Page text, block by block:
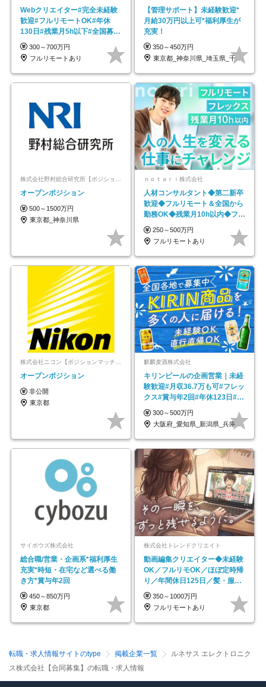
Webクリエイター#完全未経験
歓迎#フルリモートOK#年休
130日#残業月5h以下#全国募集
#最大1年の研修
300～700万円
フルリモートあり
【管理サポート】未経験歓迎*
月給30万円以上可*福利厚生が
充実！
350～450万円
東京都_神奈川県_埼玉県_千葉県_大阪府…
オープンポジション
500～1500万円
東京都_神奈川県
ｎｏｔａｒｉ株式会社
人材コンサルタント◆第二新卒
歓迎◆フルリモート＆全国から
勤務OK◆残業月10h以内◆フレ
ックス制
250～500万円
フルリモートあり
株式会社ニコン【ポジションマッチ登録】
オープンポジション
非公開
東京都
麒麟麦酒株式会社
キリンビールの企画営業｜未経
験歓迎#月収36.7万も可#フレッ
クス#賞与年2回#年休123日#完
全週休2日制
300～500万円
大阪府_愛知県_新潟県_兵庫県_福岡県
サイボウズ株式会社
総合職/営業・企画系*福利厚生
充実*時短・在宅など選べる働
き方*賞与年2回
450～850万円
東京都
株式会社トレンドクリエイト
動画編集クリエイター◆未経験
OK／フルリモOK／ほぼ定時帰
り／年間休日125日／髪・服・
ネイル自由／副業OK
350～1000万円
フルリモートあり
転職・求人情報サイトのtype 掲載企業一覧
ルネサス エレクトロニク
ス株式会社【合同募集】の転職・求人情報